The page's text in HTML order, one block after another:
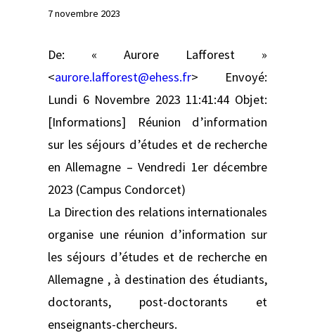
7 novembre 2023
De: « Aurore Lafforest »
<aurore.lafforest@ehess.fr> Envoyé:
Lundi 6 Novembre 2023 11:41:44 Objet:
[Informations] Réunion d’information
sur les séjours d’études et de recherche
en Allemagne – Vendredi 1er décembre
2023 (Campus Condorcet)
La Direction des relations internationales
organise une réunion d’information sur
les séjours d’études et de recherche en
Allemagne , à destination des étudiants,
doctorants, post-doctorants et
enseignants-chercheurs.